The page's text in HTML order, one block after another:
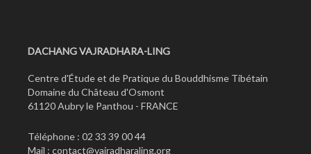
DACHANG VAJRADHARA-LING
Centre d'Étude et de Pratique du Bouddhisme Tibétain
Domaine du Château d'Osmont
61120 Aubry le Panthou - FRANCE
Téléphone : 02 33 39 00 44
Mail : contact@vajradharaling.org